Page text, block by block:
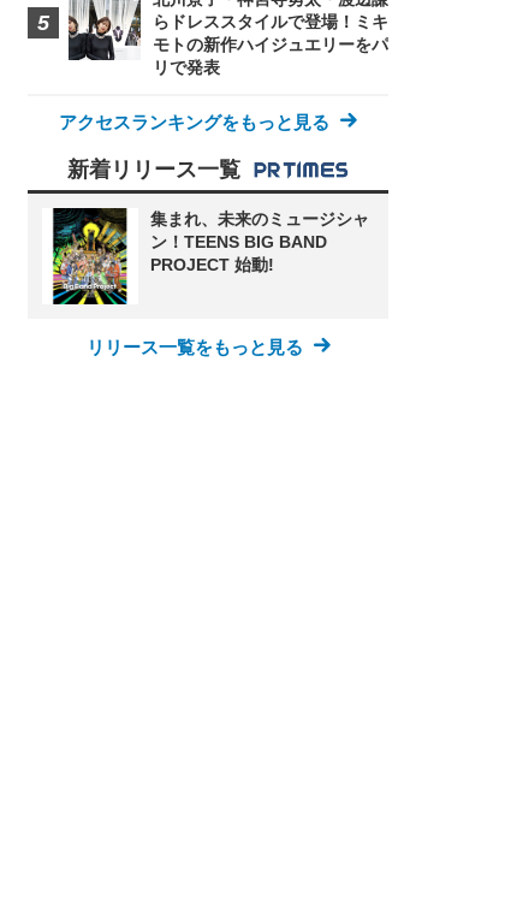
らドレススタイルで登場！ミキ
モトの新作ハイジュエリーをパ
リで発表
アクセスランキングをもっと見る
新着リリース一覧
集まれ、未来のミュージシャ
ン！TEENS BIG BAND
PROJECT 始動!
リリース一覧をもっと見る